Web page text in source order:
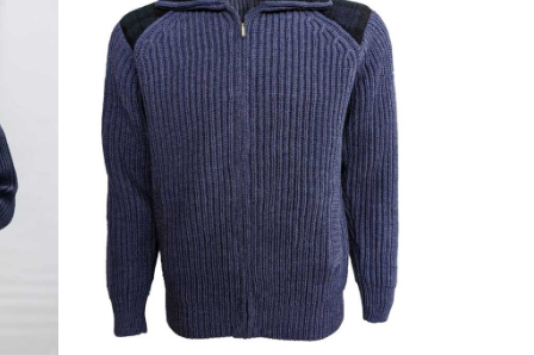
Die
Optionen
können
auf
der
Produktseite
gewählt
werden